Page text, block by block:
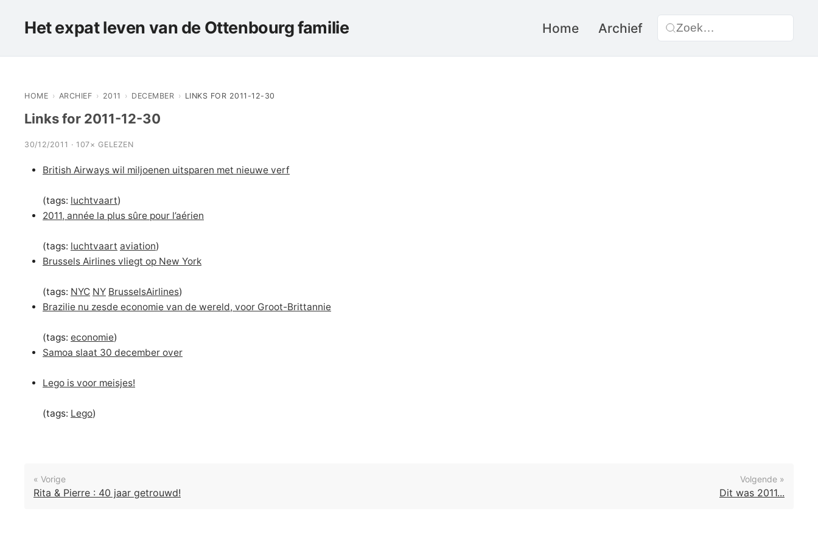
Het expat leven van de Ottenbourg familie Home Archief
HOME › ARCHIEF › 2011 › DECEMBER › LINKS FOR 2011-12-30
Links for 2011-12-30
30/12/2011 · 107× GELEZEN
British Airways wil miljoenen uitsparen met nieuwe verf
(tags: luchtvaart)
2011, année la plus sûre pour l’aérien
(tags: luchtvaart aviation)
Brussels Airlines vliegt op New York
(tags: NYC NY BrusselsAirlines)
Brazilie nu zesde economie van de wereld, voor Groot-Brittannie
(tags: economie)
Samoa slaat 30 december over
Lego is voor meisjes!
(tags: Lego)
« Vorige
Rita & Pierre : 40 jaar getrouwd!
Volgende »
Dit was 2011...